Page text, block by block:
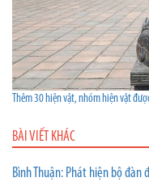
Thêm 30 hiện vật, nhóm hiện vật
BÀI VIẾT KHÁC
Bình Thuận: Phát hiện bộ đàn